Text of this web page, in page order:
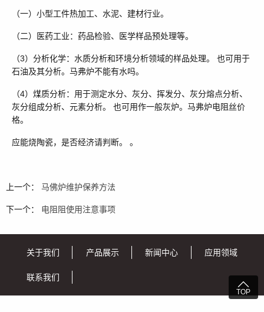
（一）小型工件热加工、水泥、建材行业。
（二）医药工业：药品检验、医学样品预处理等。
（3）分析化学：水质分析和环境分析领域的样品处理。 也可用于
石油及其分析。马弗炉不能有水吗。
（4）煤质分析：用于测定水分、灰分、挥发分、灰分熔点分析、
灰分组成分析、元素分析。 也可用作一般灰炉。马弗炉电阻丝价
格。
应能烧陶瓷，是否经济请判断。 。
上一个： 马佛炉维护保养方法
下一个： 电阻阻使用注意事项

TOP
关于我们 产品展示 新闻中心 应用领域
联系我们